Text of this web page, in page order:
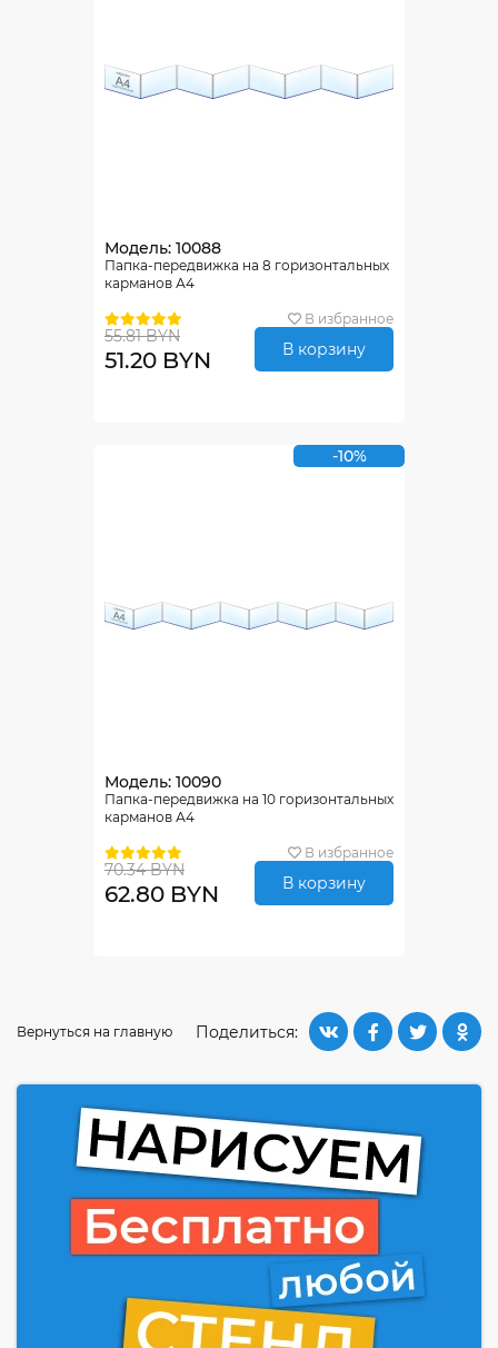
Модель: 10088
Папка-передвижка на 8 горизонтальных
карманов А4
В избранное
55.81 BYN
51.20 BYN В корзину
-10%
Модель: 10090
Папка-передвижка на 10 горизонтальных
карманов А4
В избранное
70.34 BYN
62.80 BYN В корзину
Поделиться:
Вернуться на главную